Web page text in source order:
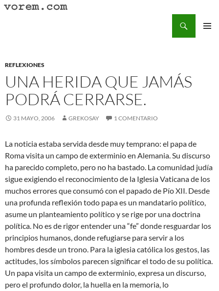
Saltar
REFLEXIONES
UNA HERIDA QUE JAMÁS
PODRÁ CERRARSE.
31 MAYO, 2006 GREKOSAY 1 COMENTARIO
La noticia estaba servida desde muy temprano: el papa de
Roma visita un campo de exterminio en Alemania. Su discurso
ha parecido completo, pero no ha bastado. La comunidad judía
sigue exigiendo el reconocimiento de la Iglesia Vaticana de los
muchos errores que consumó con el papado de Pío XII. Desde
una profunda reflexión todo papa es un mandatario político,
asume un planteamiento político y se rige por una doctrina
política. No es de rigor entender una “fe” donde resguardar los
principios humanos, donde refugiarse para servir a los
hombres desde un trono. Para la iglesia católica los gestos, las
actitudes, los símbolos parecen significar el todo de su política.
Un papa visita un campo de exterminio, expresa un discurso,
pero el profundo dolor, la huella en la memoria, lo